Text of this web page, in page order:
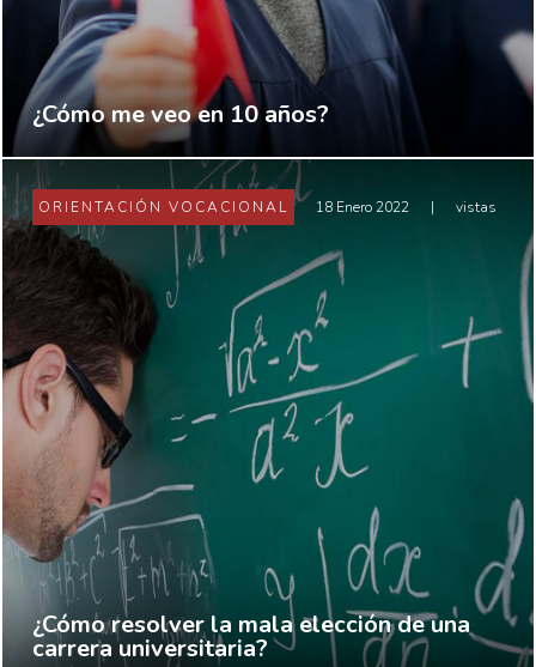
¿Cómo me veo en 10 años?
ORIENTACIÓN VOCACIONAL 18 Enero 2022 | vistas
¿Cómo resolver la mala elección de una
carrera universitaria?